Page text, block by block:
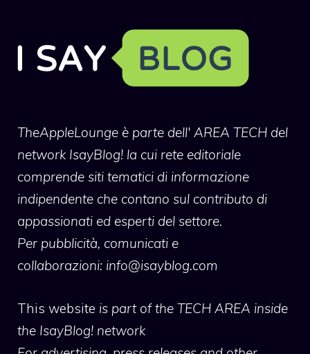
TheAppleLounge è parte dell' AREA TECH del
network IsayBlog! la cui rete editoriale
comprende siti tematici di informazione
indipendente che contano sul contributo di
appassionati ed esperti del settore.
Per pubblicità, comunicati e
collaborazioni: info@isayblog.com
This website is part of the TECH AREA inside
the IsayBlog! network